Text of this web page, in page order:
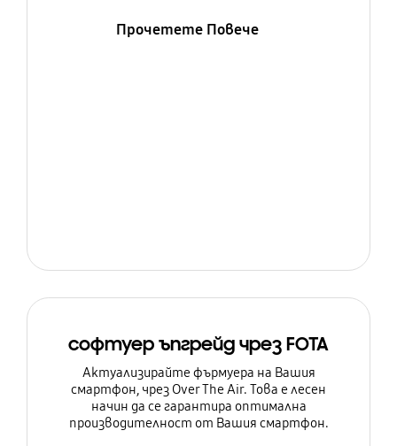
Прочетете Повече
софтуер ъпгрейд чрез FOTA
Актуализирайте фърмуера на Вашия
смартфон, чрез Over The Air. Това е лесен
начин да се гарантира оптимална
производителност от Вашия смартфон.